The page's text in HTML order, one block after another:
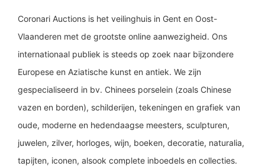
Coronari Auctions is het veilinghuis in Gent en Oost-
Vlaanderen met de grootste online aanwezigheid. Ons
internationaal publiek is steeds op zoek naar bijzondere
Europese en Aziatische kunst en antiek. We zijn
gespecialiseerd in bv. Chinees porselein (zoals Chinese
vazen en borden), schilderijen, tekeningen en grafiek van
oude, moderne en hedendaagse meesters, sculpturen,
juwelen, zilver, horloges, wijn, boeken, decoratie, naturalia,
tapijten, iconen, alsook complete inboedels en collecties.